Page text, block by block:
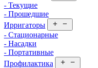
- Текущие
- Прошедшие
Ирригаторы
- Стационарные
- Насадки
- Портативные
Профилактика